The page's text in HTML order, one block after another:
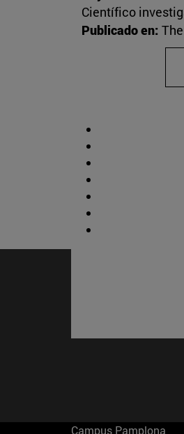
Científico
Publicado en:
Campus Pamplona